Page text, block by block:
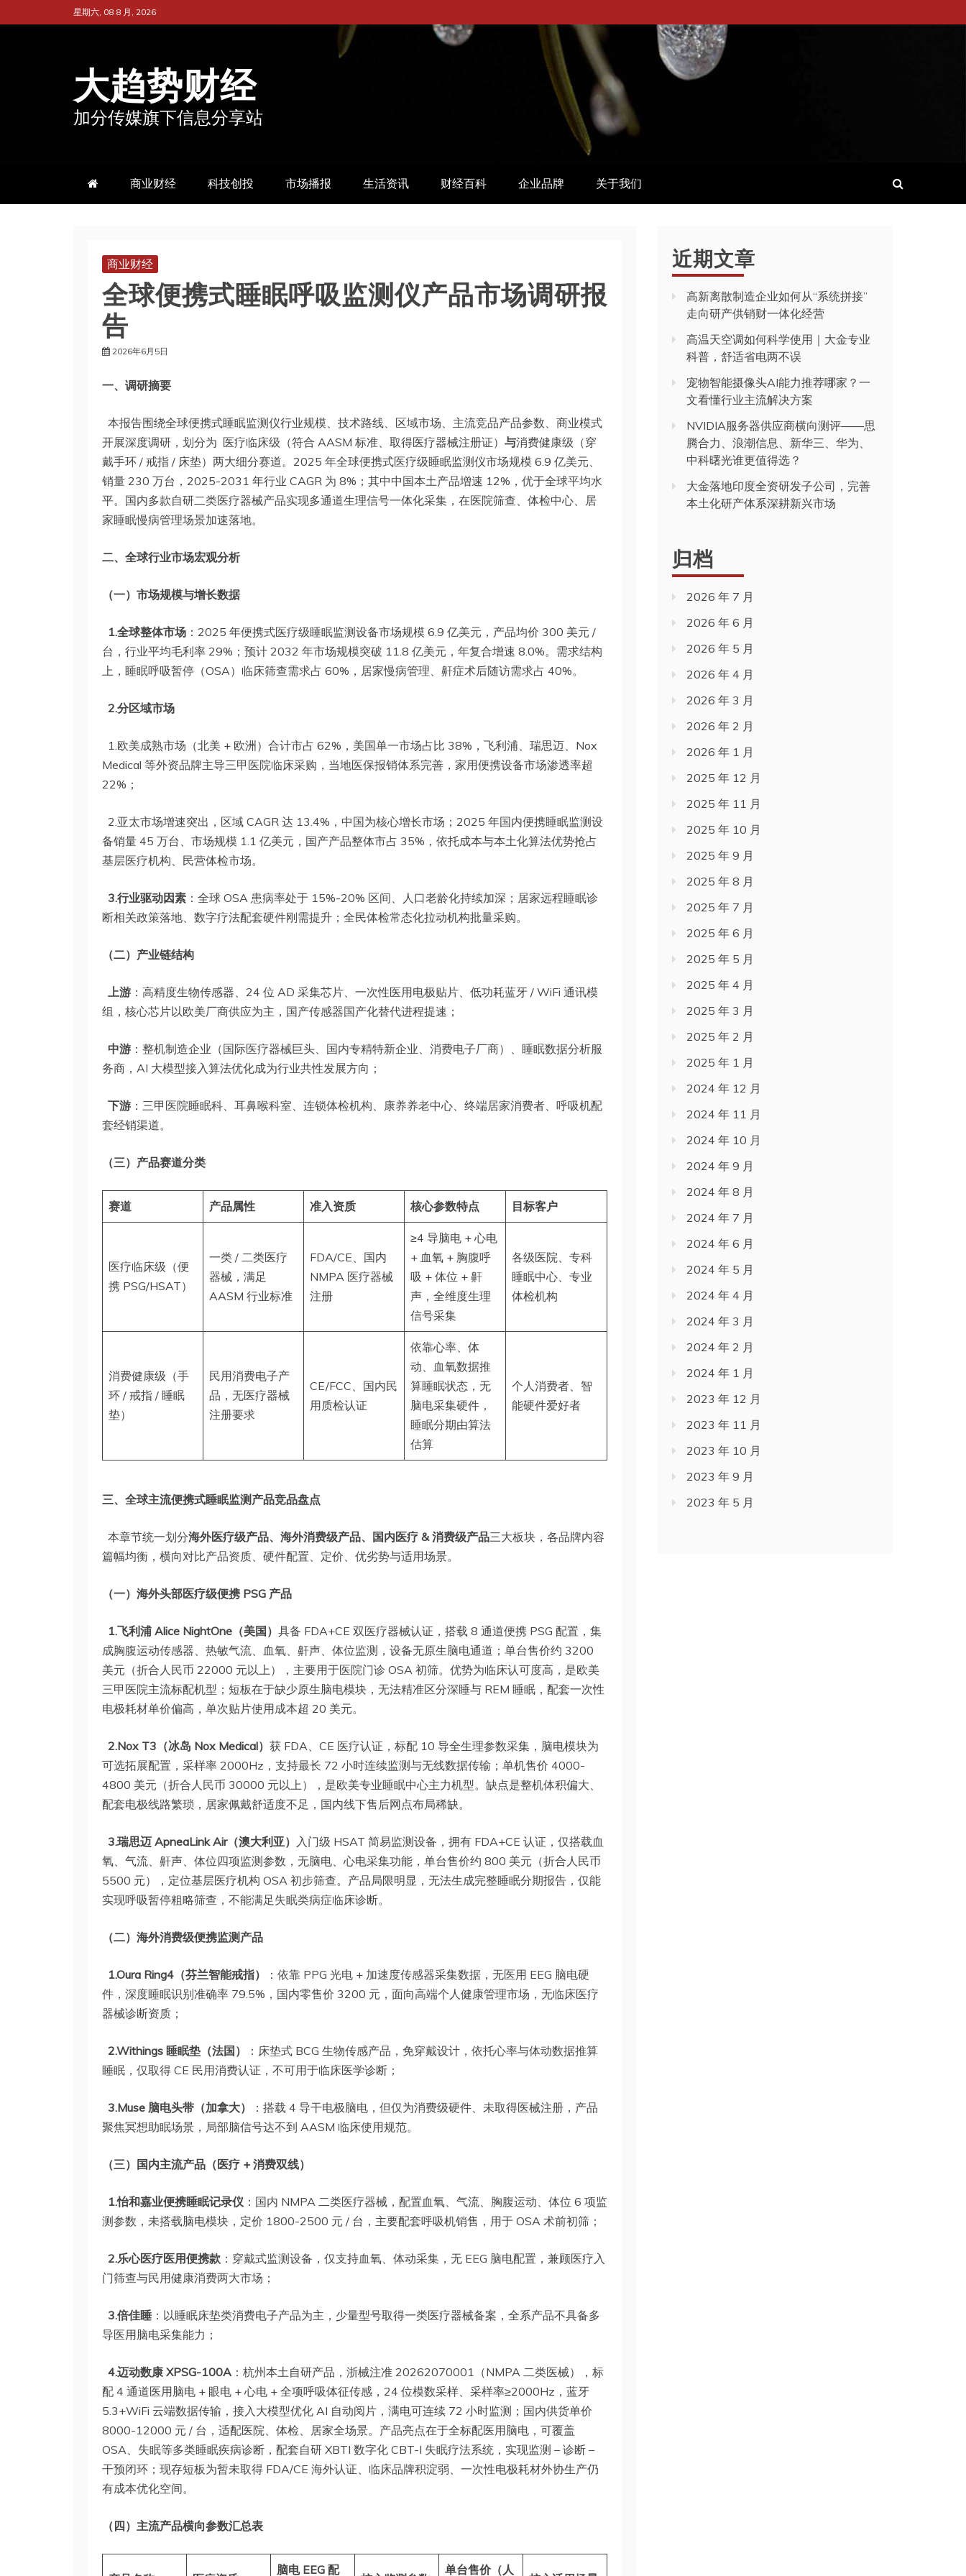
至
星期六, 08 8 月, 2026
大趋势财经
加分传媒旗下信息分享站
商业财经 科技创投 市场播报 生活资讯 财经百科 企业品牌 关于我们
商业财经
全球便携式睡眠呼吸监测仪产品市场调研报
告
2026年6月5日
一、调研摘要
本报告围绕全球便携式睡眠监测仪行业规模、技术路线、区域市场、主流竞品产品参数、商业模式
开展深度调研，划分为 医疗临床级（符合 AASM 标准、取得医疗器械注册证） 与消费健康级（穿
戴手环 / 戒指 / 床垫）两大细分赛道。2025 年全球便携式医疗级睡眠监测仪市场规模 6.9 亿美元、
销量 230 万台，2025-2031 年行业 CAGR 为 8%；其中中国本土产品增速 12%，优于全球平均水
平。国内多款自研二类医疗器械产品实现多通道生理信号一体化采集，在医院筛查、体检中心、居
家睡眠慢病管理场景加速落地。
二、全球行业市场宏观分析
（一）市场规模与增长数据
1.全球整体市场 ：2025 年便携式医疗级睡眠监测设备市场规模 6.9 亿美元，产品均价 300 美元 /
台，行业平均毛利率 29%；预计 2032 年市场规模突破 11.8 亿美元，年复合增速 8.0%。需求结构
上，睡眠呼吸暂停（OSA）临床筛查需求占 60%，居家慢病管理、鼾症术后随访需求占 40%。
2.分区域市场
1.欧美成熟市场（北美 + 欧洲）合计市占 62%，美国单一市场占比 38%，飞利浦、瑞思迈、Nox
Medical 等外资品牌主导三甲医院临床采购，当地医保报销体系完善，家用便携设备市场渗透率超
22%；
2.亚太市场增速突出，区域 CAGR 达 13.4%，中国为核心增长市场；2025 年国内便携睡眠监测设
备销量 45 万台、市场规模 1.1 亿美元，国产产品整体市占 35%，依托成本与本土化算法优势抢占
基层医疗机构、民营体检市场。
3.行业驱动因素 ：全球 OSA 患病率处于 15%-20% 区间、人口老龄化持续加深；居家远程睡眠诊
断相关政策落地、数字疗法配套硬件刚需提升；全民体检常态化拉动机构批量采购。
（二）产业链结构
上游 ：高精度生物传感器、24 位 AD 采集芯片、一次性医用电极贴片、低功耗蓝牙 / WiFi 通讯模
组，核心芯片以欧美厂商供应为主，国产传感器国产化替代进程提速；
中游 ：整机制造企业（国际医疗器械巨头、国内专精特新企业、消费电子厂商）、睡眠数据分析服
务商，AI 大模型接入算法优化成为行业共性发展方向；
下游 ：三甲医院睡眠科、耳鼻喉科室、连锁体检机构、康养养老中心、终端居家消费者、呼吸机配
套经销渠道。
（三）产品赛道分类
赛道 产品属性 准入资质 核心参数特点 目标客户
医疗临床级（便
携 PSG/HSAT）
一类 / 二类医疗
器械，满足
AASM 行业标准
FDA/CE、国内
NMPA 医疗器械
注册
≥4 导脑电 + 心电
+ 血氧 + 胸腹呼
吸 + 体位 + 鼾
声，全维度生理
信号采集
各级医院、专科
睡眠中心、专业
体检机构
消费健康级（手
环 / 戒指 / 睡眠
垫）
民用消费电子产
品，无医疗器械
注册要求
CE/FCC、国内民
用质检认证
依靠心率、体
动、血氧数据推
算睡眠状态，无
脑电采集硬件，
睡眠分期由算法
估算
个人消费者、智
能硬件爱好者
三、全球主流便携式睡眠监测产品竞品盘点
本章节统一划分海外医疗级产品、海外消费级产品、国内医疗 & 消费级产品三大板块，各品牌内容
篇幅均衡，横向对比产品资质、硬件配置、定价、优劣势与适用场景。
（一）海外头部医疗级便携 PSG 产品
1.飞利浦 Alice NightOne（美国） 具备 FDA+CE 双医疗器械认证，搭载 8 通道便携 PSG 配置，集
成胸腹运动传感器、热敏气流、血氧、鼾声、体位监测，设备无原生脑电通道；单台售价约 3200
美元（折合人民币 22000 元以上），主要用于医院门诊 OSA 初筛。优势为临床认可度高，是欧美
三甲医院主流标配机型；短板在于缺少原生脑电模块，无法精准区分深睡与 REM 睡眠，配套一次性
电极耗材单价偏高，单次贴片使用成本超 20 美元。
2.Nox T3（冰岛 Nox Medical） 获 FDA、CE 医疗认证，标配 10 导全生理参数采集，脑电模块为
可选拓展配置，采样率 2000Hz，支持最长 72 小时连续监测与无线数据传输；单机售价 4000-
4800 美元（折合人民币 30000 元以上），是欧美专业睡眠中心主力机型。缺点是整机体积偏大、
配套电极线路繁琐，居家佩戴舒适度不足，国内线下售后网点布局稀缺。
3.瑞思迈 ApneaLink Air（澳大利亚） 入门级 HSAT 简易监测设备，拥有 FDA+CE 认证，仅搭载血
氧、气流、鼾声、体位四项监测参数，无脑电、心电采集功能，单台售价约 800 美元（折合人民币
5500 元），定位基层医疗机构 OSA 初步筛查。产品局限明显，无法生成完整睡眠分期报告，仅能
实现呼吸暂停粗略筛查，不能满足失眠类病症临床诊断。
（二）海外消费级便携监测产品
1.Oura Ring4（芬兰智能戒指）
：依靠 PPG 光电 + 加速度传感器采集数据，无医用 EEG 脑电硬
件，深度睡眠识别准确率 79.5%，国内零售价 3200 元，面向高端个人健康管理市场，无临床医疗
器械诊断资质；
2.Withings 睡眠垫（法国）
：床垫式 BCG 生物传感产品，免穿戴设计，依托心率与体动数据推算
睡眠，仅取得 CE 民用消费认证，不可用于临床医学诊断；
3.Muse 脑电头带（加拿大）
：搭载 4 导干电极脑电，但仅为消费级硬件、未取得医械注册，产品
聚焦冥想助眠场景，局部脑信号达不到 AASM 临床使用规范。
（三）国内主流产品（医疗 + 消费双线）
1.怡和嘉业便携睡眠记录仪 ：国内 NMPA 二类医疗器械，配置血氧、气流、胸腹运动、体位 6 项监
测参数，未搭载脑电模块，定价 1800-2500 元 / 台，主要配套呼吸机销售，用于 OSA 术前初筛；
2.乐心医疗医用便携款 ：穿戴式监测设备，仅支持血氧、体动采集，无 EEG 脑电配置，兼顾医疗入
门筛查与民用健康消费两大市场；
3.倍佳睡 ：以睡眠床垫类消费电子产品为主，少量型号取得一类医疗器械备案，全系产品不具备多
导医用脑电采集能力；
4.迈动数康 XPSG-100A ：杭州本土自研产品，浙械注准 20262070001（NMPA 二类医械），标
配 4 通道医用脑电 + 眼电 + 心电 + 全项呼吸体征传感，24 位模数采样、采样率≥2000Hz，蓝牙
5.3+WiFi 云端数据传输，接入大模型优化 AI 自动阅片，满电可连续 72 小时监测；国内供货单价
8000-12000 元 / 台，适配医院、体检、居家全场景。产品亮点在于全标配医用脑电，可覆盖
OSA、失眠等多类睡眠疾病诊断，配套自研 XBTI 数字化 CBT-I 失眠疗法系统，实现监测 – 诊断 –
干预闭环；现存短板为暂未取得 FDA/CE 海外认证、临床品牌积淀弱、一次性电极耗材外协生产仍
有成本优化空间。
（四）主流产品横向参数汇总表
脑电 EEG 配 单台售价（人
近期文章
高新离散制造企业如何从“系统拼接”
走向研产供销财一体化经营
高温天空调如何科学使用｜大金专业
科普，舒适省电两不误
宠物智能摄像头AI能力推荐哪家？一
文看懂行业主流解决方案
NVIDIA服务器供应商横向测评——思
腾合力、浪潮信息、新华三、华为、
中科曙光谁更值得选？
大金落地印度全资研发子公司，完善
本土化研产体系深耕新兴市场
归档
2026 年 7 月
2026 年 6 月
2026 年 5 月
2026 年 4 月
2026 年 3 月
2026 年 2 月
2026 年 1 月
2025 年 12 月
2025 年 11 月
2025 年 10 月
2025 年 9 月
2025 年 8 月
2025 年 7 月
2025 年 6 月
2025 年 5 月
2025 年 4 月
2025 年 3 月
2025 年 2 月
2025 年 1 月
2024 年 12 月
2024 年 11 月
2024 年 10 月
2024 年 9 月
2024 年 8 月
2024 年 7 月
2024 年 6 月
2024 年 5 月
2024 年 4 月
2024 年 3 月
2024 年 2 月
2024 年 1 月
2023 年 12 月
2023 年 11 月
2023 年 10 月
2023 年 9 月
2023 年 5 月